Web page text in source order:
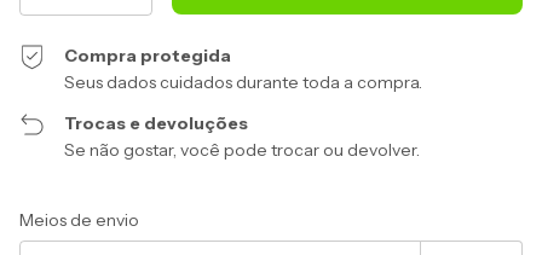
Compra protegida
Seus dados cuidados durante toda a compra.
Trocas e devoluções
Se não gostar, você pode trocar ou devolver.
Entregas para o CEP:
Meios de envio